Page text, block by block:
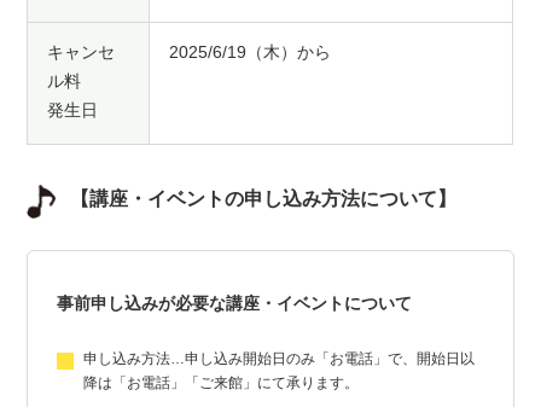
キャンセ
ル料
発生日
2025/6/19（木）から
【講座・イベントの申し込み方法について】
事前申し込みが必要な講座・イベントについて
申し込み方法…申し込み開始日のみ「お電話」で、開始日以
降は「お電話」「ご来館」にて承ります。